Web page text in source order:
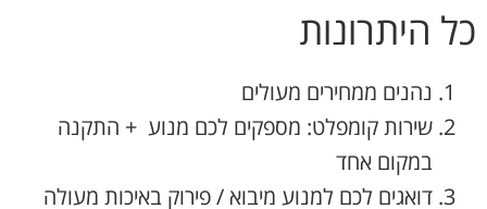
כל היתרונות
נהנים ממחירים מעולים
שירות קומפלט: מספקים לכם מנוע + התקנה
במקום אחד
דואגים לכם למנוע מיבוא / פירוק באיכות מעולה